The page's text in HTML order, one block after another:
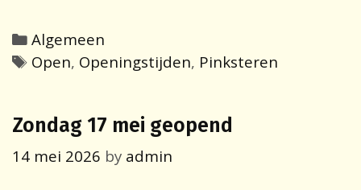
Categories
Algemeen
Tags
Open, Openingstijden, Pinksteren
Zondag 17 mei geopend
14 mei 2026 by admin